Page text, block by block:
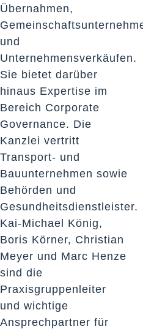
Übernahmen,
und
Unternehmensverkäufen.
Sie bietet darüber
hinaus Expertise im
Bereich Corporate
Governance. Die
Kanzlei vertritt
Transport- und
Bauunternehmen sowie
Behörden und
Gesundheitsdienstleister.
Kai-Michael König,
Boris Körner, Christian
Meyer und Marc Henze
sind die
Praxisgruppenleiter
und wichtige
Ansprechpartner für